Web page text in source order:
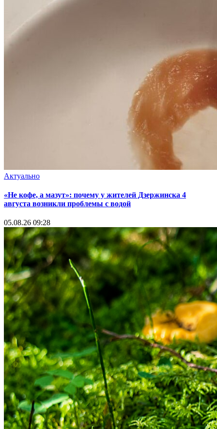
Актуально
«Не кофе, а мазут»: почему у жителей Дзержинска 4
августа возникли проблемы с водой
05.08.26 09:28